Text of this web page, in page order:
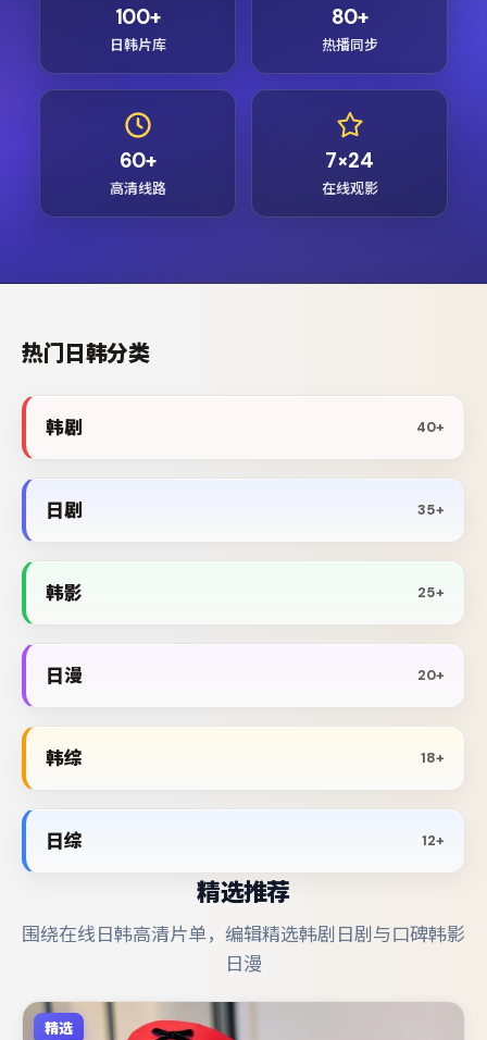
100+
日韩片库
80+
热播同步
60+
高清线路
7×24
在线观影
热门日韩分类
韩剧 40+
日剧 35+
韩影 25+
日漫 20+
韩综 18+
日综 12+
精选推荐
围绕在线日韩高清片单，编辑精选韩剧日剧与口碑韩影
日漫
精选